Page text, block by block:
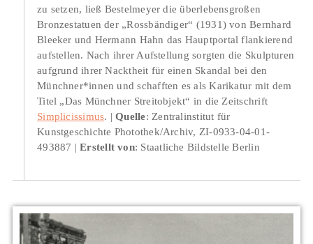
zu setzen, ließ Bestelmeyer die überlebensgroßen
Bronzestatuen der „Rossbändiger“ (1931) von Bernhard
Bleeker und Hermann Hahn das Hauptportal flankierend
aufstellen. Nach ihrer Aufstellung sorgten die Skulpturen
aufgrund ihrer Nacktheit für einen Skandal bei den
Münchner*innen und schafften es als Karikatur mit dem
Titel „Das Münchner Streitobjekt“ in die Zeitschrift
Simplicissimus. Quelle: Zentralinstitut für
Kunstgeschichte Photothek/Archiv, ZI-0933-04-01-
493887
Erstellt von: Staatliche Bildstelle Berlin